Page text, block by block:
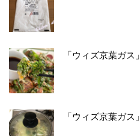
「ウィズ京葉ガ
「ウィズ京葉ガ